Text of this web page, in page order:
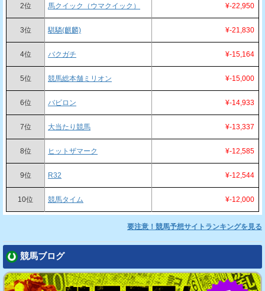
2位 馬クイック（ウマクイック） ¥-22,950
3位 騏驎(麒麟) ¥-21,830
4位 バクガチ ¥-15,164
5位 競馬総本舗ミリオン ¥-15,000
6位 バビロン ¥-14,933
7位 大当たり競馬 ¥-13,337
8位 ヒットザマーク ¥-12,585
9位 R32 ¥-12,544
10位 競馬タイム ¥-12,000
要注意！競馬予想サイトランキングを見る
競馬ブログ